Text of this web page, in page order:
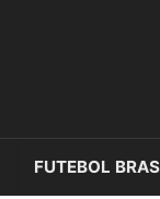
FUTEBOL